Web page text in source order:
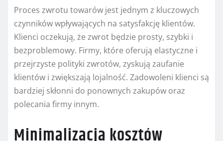
Proces zwrotu towarów jest jednym z kluczowych
czynników wpływających na satysfakcję klientów.
Klienci oczekują, że zwrot będzie prosty, szybki i
bezproblemowy. Firmy, które oferują elastyczne i
przejrzyste polityki zwrotów, zyskują zaufanie
klientów i zwiększają lojalność. Zadowoleni klienci są
bardziej skłonni do ponownych zakupów oraz
polecania firmy innym.
Minimalizacja kosztów